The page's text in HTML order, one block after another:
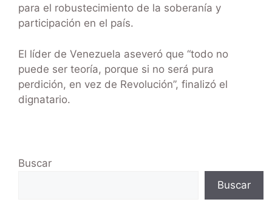
para el robustecimiento de la soberanía y
participación en el país.
El líder de Venezuela aseveró que “todo no
puede ser teoría, porque si no será pura
perdición, en vez de Revolución”, finalizó el
dignatario.
Buscar
Buscar